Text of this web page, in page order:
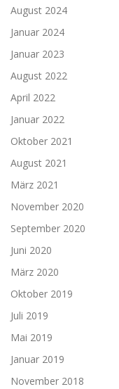
August 2024
Januar 2024
Januar 2023
August 2022
April 2022
Januar 2022
Oktober 2021
August 2021
März 2021
November 2020
September 2020
Juni 2020
März 2020
Oktober 2019
Juli 2019
Mai 2019
Januar 2019
November 2018